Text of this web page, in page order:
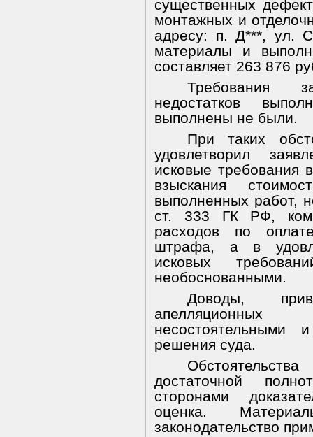
существенных
монтажных и
адресу: п. Д***, ул.
материалы и
составляет 263 876
Требования
недостатков
выполнены не были.
При таких
удовлетворил
исковые требования
взыскания
выполненных работ,
ст. 333 ГК РФ,
расходов по
штрафа, а в
исковых
необоснованными.
Доводы,
решения суда.
достаточной
сторонами
оценка.
законодательство